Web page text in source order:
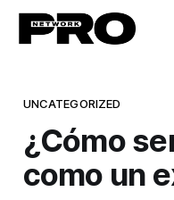
UNCATEGORIZED
¿Cómo
como un